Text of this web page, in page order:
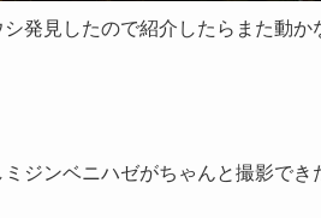
発見したので紹介したらまた動か
ジンベニハゼがちゃんと撮影で